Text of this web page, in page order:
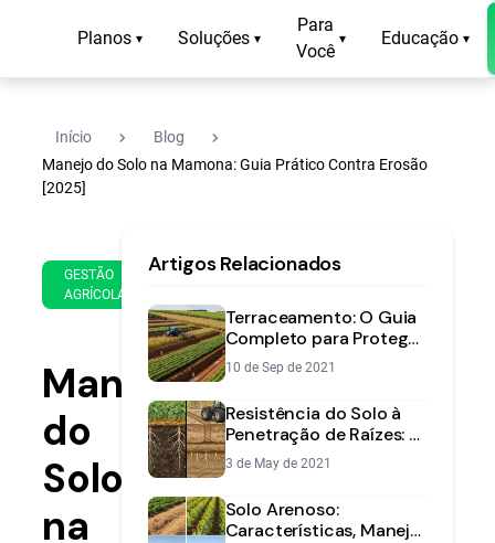
Planos ▾ Soluções ▾
Para
Você
▾ Educação ▾
Início navigate_next Blog navigate_next
Manejo do Solo na Mamona: Guia Prático Contra Erosão
[2025]
GESTÃO
AGRÍCOLA
de
de
2025
min
leitura
Manejo
do
Solo
na
Artigos Relacionados
Terraceamento: O Guia
Completo para Proteger
seu Solo e Aumentar a
Produtividade
10 de Sep de 2021
Resistência do Solo à
Penetração de Raízes: O
Que É e Como Corrigir
3 de May de 2021
Solo Arenoso:
Características, Manejo